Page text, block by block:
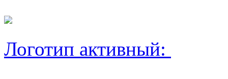
Логотип активный: